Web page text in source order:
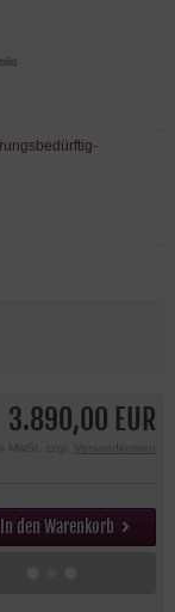
3.890,00 EUR
MwSt. zzgl. Versandkosten
In den Warenkorb